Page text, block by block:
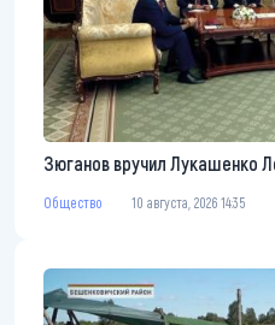
Зюганов вручил Лукашенко
Общество 10 августа, 2026 14:35